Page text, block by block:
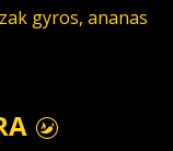
gyros, ananas